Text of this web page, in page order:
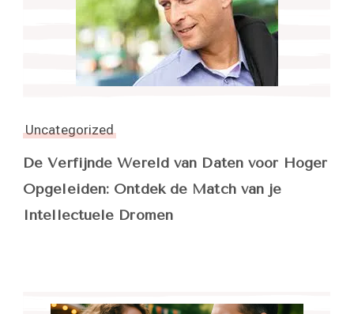
Uncategorized
De Verfijnde Wereld van Daten voor Hoger
Opgeleiden: Ontdek de Match van je
Intellectuele Dromen